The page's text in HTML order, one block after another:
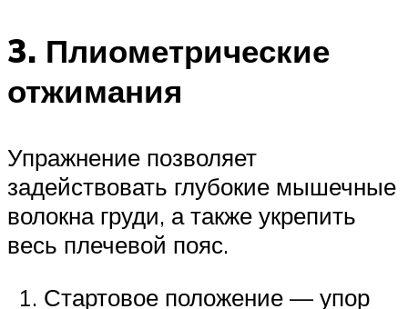
3. Плиометрические
отжимания
Упражнение позволяет
задействовать глубокие мышечные
волокна груди, а также укрепить
весь плечевой пояс.
Стартовое положение — упор